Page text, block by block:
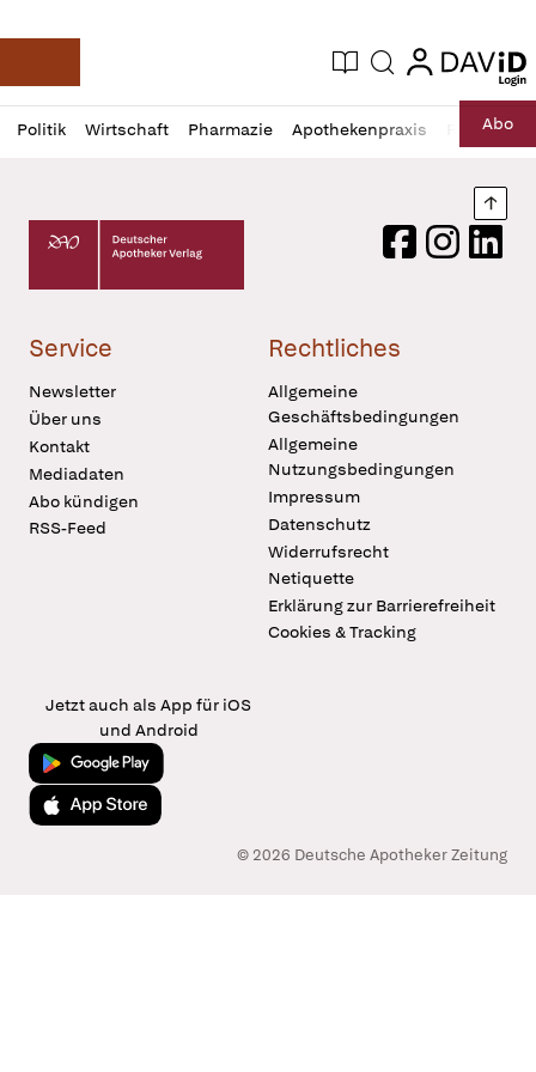
Deutsche Apotheker Zeitung
Aktuelle Ausgabe
Suche login
login
Politik Wirtschaft Pharmazie Apothekenpraxis RechtAbo
Profil
öffnen
Daz
Pur
Deutscher Apotheker Verlag Logo
FacebookInstagram
Service
Newsletter
Über uns
Kontakt
Mediadaten
Abo kündigen
RSS-Feed
Rechtliches
Allgemeine
Geschäftsbedingungen
Allgemeine
Nutzungsbedingungen
Impressum
Datenschutz
Widerrufsrecht
Netiquette
Erklärung zur Barrierefreiheit
Cookies & Tracking
Jetzt auch als App für iOS
und Android
Jetzt bei Google Play
Laden im App Store
© 2026 Deutsche Apotheker Zeitung